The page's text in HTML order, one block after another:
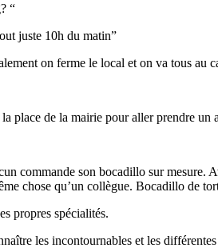
“
juste 10h du matin”
on ferme le local et on va tous au
place de la mairie pour aller prendre un
commande son bocadillo sur
chose qu’un collègue. Bocadillo de
propres spécialités.
les incontournables et les